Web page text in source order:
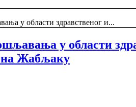
у области здравственог и...
у области
на Жабљаку